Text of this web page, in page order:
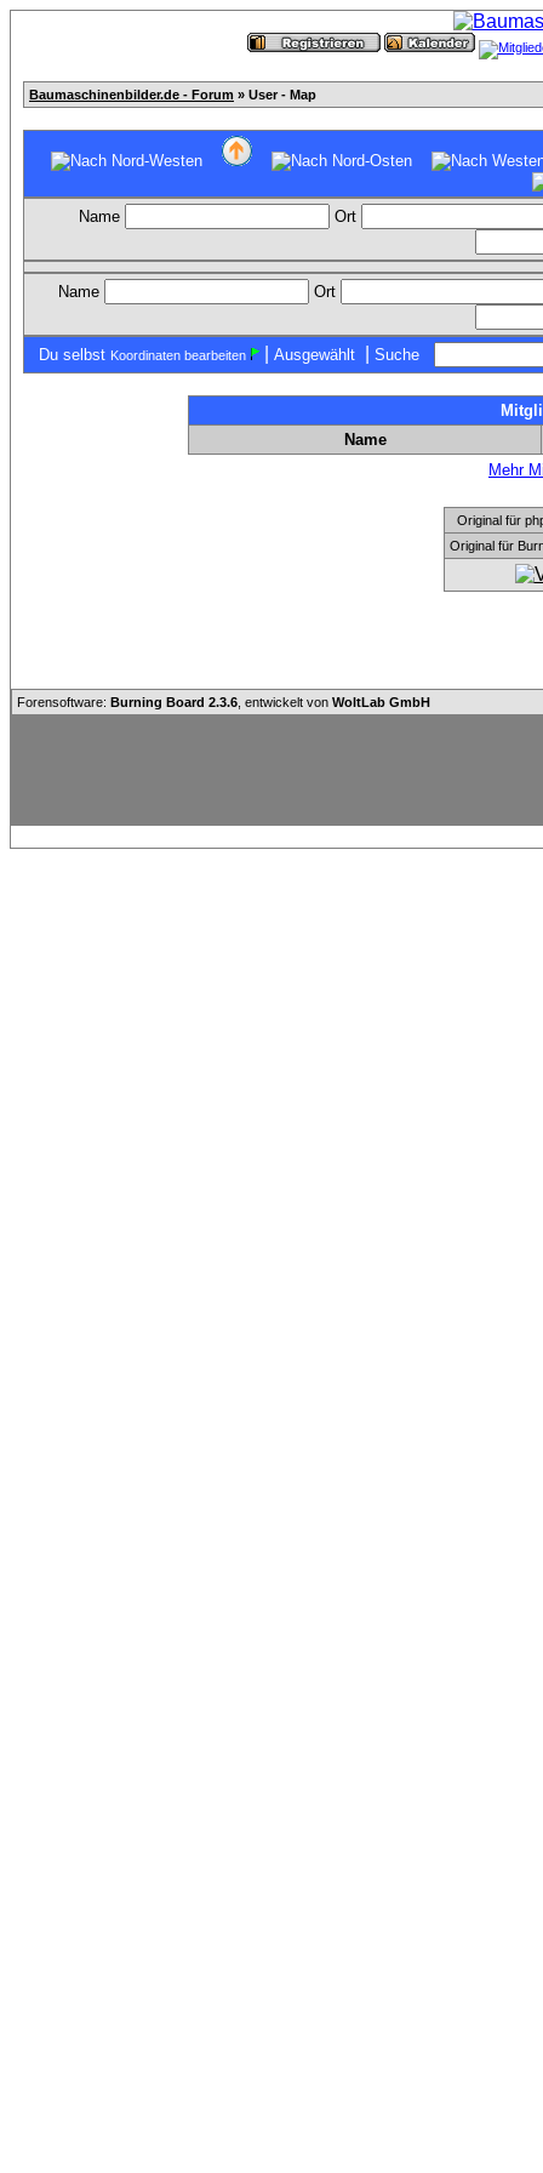
Baumaschinenbilder.de - Forum » User - Map
Name Ort
Name Ort
Du selbst Koordinaten bearbeiten | Ausgewählt Suche
Name
Mehr
Original für
Original für
Forensoftware: Burning Board 2.3.6 , entwickelt von WoltLab GmbH